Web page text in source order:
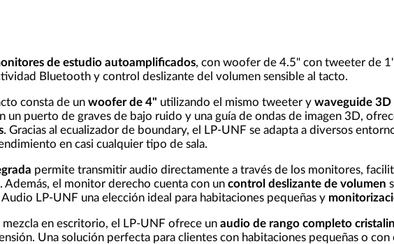
de estudio autoamplificados, con woofer de 4.5" con tweeter de
Bluetooth y control deslizante del volumen sensible al tacto.
consta de un woofer de 4" utilizando el mismo tweeter y waveguide 3D
un puerto de graves de bajo ruido y una guía de ondas de imagen 3D,
. Gracias al ecualizador de boundary, el LP-UNF se adapta a diversos
en casi cualquier tipo de sala.
permite transmitir audio directamente a través de los monitores,
el monitor derecho cuenta con un control deslizante de volumen
LP-UNF una elección ideal para habitaciones pequeñas y
en escritorio, el LP-UNF ofrece un audio de rango completo
Una solución perfecta para clientes con habitaciones pequeñas o